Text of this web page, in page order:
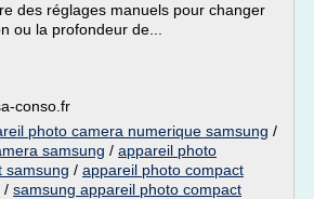
des réglages manuels pour changer
ou la profondeur de...
conso.fr
photo camera numerique samsung /
samsung / appareil photo
samsung / appareil photo compact
/ samsung appareil photo compact